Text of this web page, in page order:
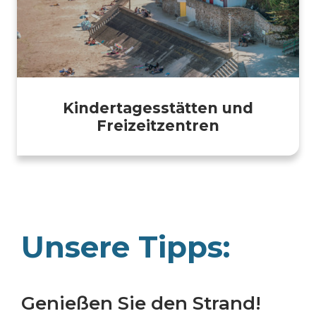
Kindertagesstätten und
Freizeitzentren
Unsere Tipps:
Genießen Sie den Strand!